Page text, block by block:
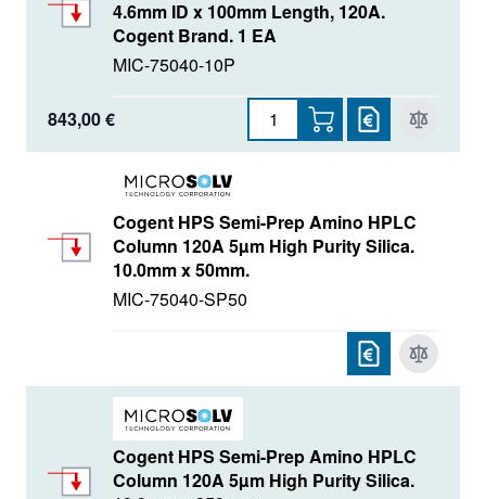
4.6mm ID x 100mm Length, 120A.
Cogent Brand. 1 EA
MIC-75040-10P
843,00 €
Cogent HPS Semi-Prep Amino HPLC
Column 120A 5µm High Purity Silica.
10.0mm x 50mm.
MIC-75040-SP50
Cogent HPS Semi-Prep Amino HPLC
Column 120A 5µm High Purity Silica.